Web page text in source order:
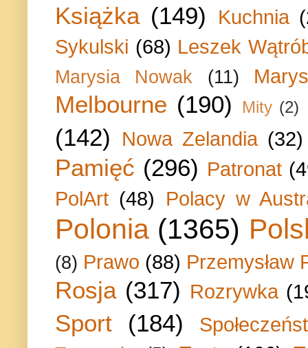
Książka (149) Kuchnia
Sykulski (68) Leszek
Marysia Nowak (11)
Melbourne (190) Mity (2)
(142) Nowa Zelandia (32)
Pamięć (296) Patronat
PolArt (48) Polacy w
Polonia (1365)
(8) Prawo (88) Przemysław
Rosja (317) Rozrywka
Sport (184)